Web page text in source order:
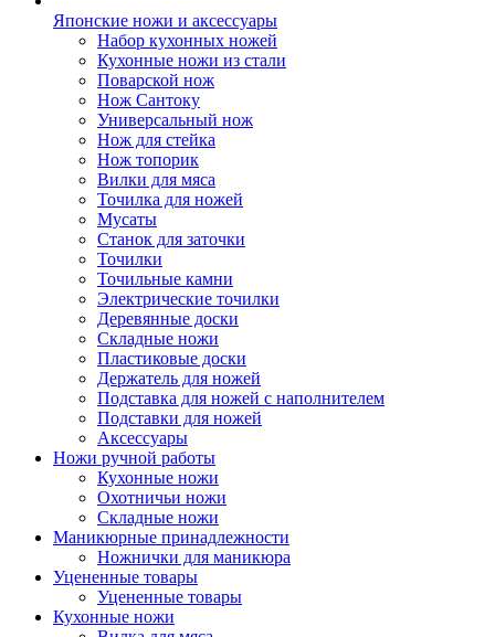
Японские ножи и аксессуары
Набор кухонных ножей
Кухонные ножи из стали
Поварской нож
Нож Сантоку
Универсальный нож
Нож для стейка
Нож топорик
Вилки для мяса
Точилка для ножей
Мусаты
Станок для заточки
Точилки
Точильные камни
Электрические точилки
Деревянные доски
Складные ножи
Пластиковые доски
Держатель для ножей
Подставка для ножей с наполнителем
Подставки для ножей
Аксессуары
Ножи ручной работы
Кухонные ножи
Охотничьи ножи
Складные ножи
Маникюрные принадлежности
Ножнички для маникюра
Уцененные товары
Уцененные товары
Кухонные ножи